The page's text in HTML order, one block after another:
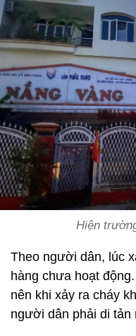
Hiện
Theo người dân, lúc
hàng chưa hoạt
nên khi xảy ra cháy
người dân phải di tản